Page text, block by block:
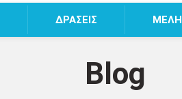
ΔΡΑΣΕΙΣ MEΛΗ
Blog